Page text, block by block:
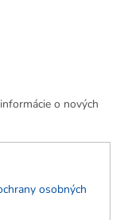
o nových
osobných